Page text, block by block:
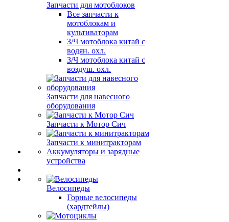
Запчасти для мотоблоков
Все запчасти к
мотоблокам и
культиваторам
З/Ч мотоблока китай с
водян. охл.
З/Ч мотоблока китай с
воздуш. охл.
Запчасти для навесного
оборудования
Запчасти к Мотор Сич
Запчасти к минитракторам
Аккумуляторы и зарядные
устройства
Велосипеды
Горные велосипеды
(хардтейлы)